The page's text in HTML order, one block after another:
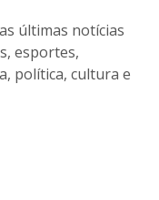
últimas notícias
esportes,
política, cultura e